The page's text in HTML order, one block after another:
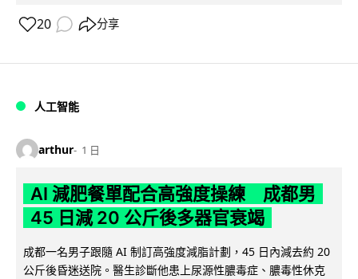
20 分享
人工智能
arthur 1 日
AI 減肥餐單配合高強度操練 成都男
45 日減 20 公斤後多器官衰竭
成都一名男子跟隨 AI 制訂高強度減脂計劃，45 日內減去約 20
公斤後昏迷送院。醫生診斷他患上尿源性膿毒症、膿毒性休克